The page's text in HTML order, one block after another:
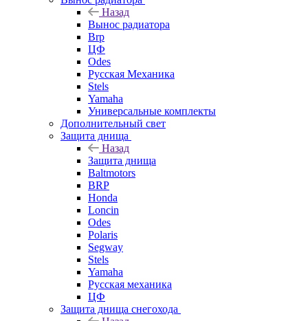
Назад
Вынос радиатора
Brp
ЦФ
Odes
Русская Механика
Stels
Yamaha
Универсальные комплекты
Дополнительный свет
Защита днища
Назад
Защита днища
Baltmotors
BRP
Honda
Loncin
Odes
Polaris
Segway
Stels
Yamaha
Русская механика
ЦФ
Защита днища снегохода